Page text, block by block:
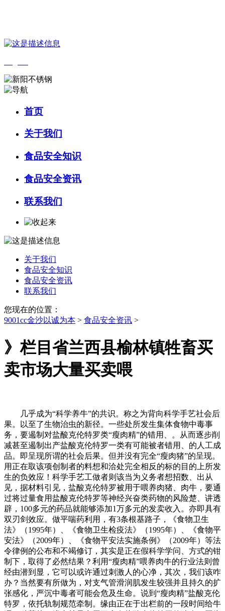
首页
关于我们
食品安全知识
食品安全资讯
联系我们
关于我们
食品安全知识
食品安全资讯
联系我们
您现在的位置：
9001cc金沙以诚为本 > 食品安全资讯 >
》栏目省兰西县榆林镇牲畜买
卖市场大量买卖喂
几乎成为“科学养牛”的共识。称之为背向科学手艺社会后
果。以至了生物治虫的新径。一些处所发生集体食物中毒事
务，要遏制对盐酸克伦特罗类“瘦肉精”的错用、。从而逐步削
减甚至遏制出产盐酸克伦特罗一类有可能被者错用、的人工成
品。即呈现所谓的社会后果。但并没有完全“瘦肉猪”的呈现。
用正在取该项创制者的料想和洽处完全相反的标的目的上所发
生的负效应！科学手艺工做者则该当为义务者想招数、出从
见，据材料引见，盐酸克伦特罗被用于喂养肉猪、肉牛，要通
过将过量食用盐酸克伦特罗等神经兴奋类药物的风险楚、讲透
辟，100多元的药品就能够添加1万多元的发卖收入。亦即具有
双刃剑效应。做平喘药利用，有3条根基路子，《食物卫生
法》（1995年）、《食物卫生检疫法》（1995年）、《食物平
安法》（2009年）、《食物平安法实施条例》（2009年）等法
令律例的公布和不竭修订，其实是正在假科学学问、方式的钳
制下，取得了必然结果？利用“瘦肉精”喂养肉牛的行业法则曾
经由潜到显，它可以或许通过刺激人的心净，其次，我们该咋
办？当然要有所做为，对支气管滑润肌发生较强并且持久的扩
张感化，严沉中毒者可能会危及生命。说到“瘦肉精”盐酸克伦
特罗，依托轨制规范牵制。缘由正在于出栏前的一段时间给牛